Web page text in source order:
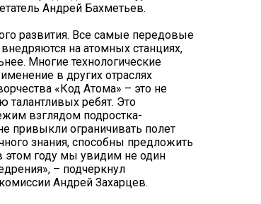
Андрей Бахметьев.
развития. Все самые передовые
на атомных станциях,
Многие технологические
в других отраслях
«Код Атома» – это не
талантливых ребят. Это
взглядом подростка-
привыкли ограничивать полет
знания, способны предложить
этом году мы увидим не один
– подчеркнул
Андрей Захарцев.